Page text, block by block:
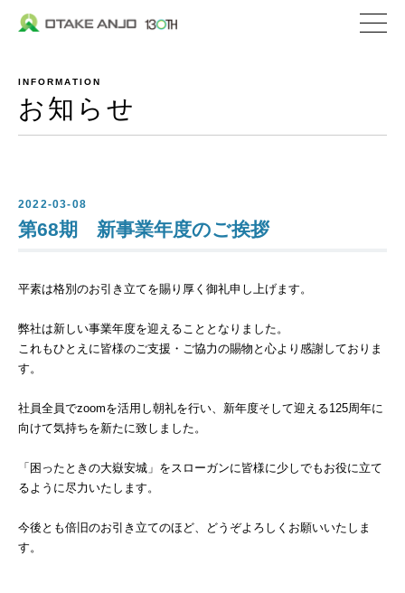
事業内容
生コンクリート
地業工事
INFORMATION
お知らせ
2022-03-08
第68期 新事業年度のご挨拶
平素は格別のお引き立てを賜り厚く御礼申し上げます。
弊社は新しい事業年度を迎えることとなりました。
これもひとえに皆様のご支援・ご協力の賜物と心より感謝しておりま
す。
社員全員でzoomを活用し朝礼を行い、新年度そして迎える125周年に
向けて気持ちを新たに致しました。
「困ったときの大嶽安城」をスローガンに皆様に少しでもお役に立て
るように尽力いたします。
今後とも倍旧のお引き立てのほど、どうぞよろしくお願いいたしま
す。